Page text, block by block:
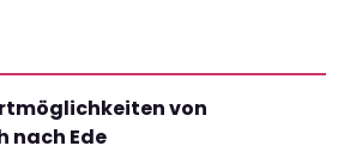
von
nach Ede